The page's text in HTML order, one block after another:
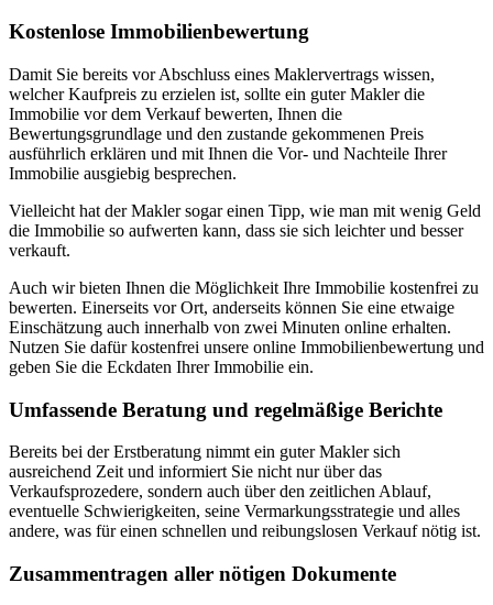
Kostenlose Immobilienbewertung
Damit Sie bereits vor Abschluss eines Maklervertrags wissen,
welcher Kaufpreis zu erzielen ist, sollte ein guter Makler die
Immobilie vor dem Verkauf bewerten, Ihnen die
Bewertungsgrundlage und den zustande gekommenen Preis
ausführlich erklären und mit Ihnen die Vor- und Nachteile Ihrer
Immobilie ausgiebig besprechen.
Vielleicht hat der Makler sogar einen Tipp, wie man mit wenig Geld
die Immobilie so aufwerten kann, dass sie sich leichter und besser
verkauft.
Auch wir bieten Ihnen die Möglichkeit Ihre Immobilie kostenfrei zu
bewerten. Einerseits vor Ort, anderseits können Sie eine etwaige
Einschätzung auch innerhalb von zwei Minuten online erhalten.
Nutzen Sie dafür kostenfrei unsere online Immobilienbewertung und
geben Sie die Eckdaten Ihrer Immobilie ein.
Umfassende Beratung und regelmäßige Berichte
Bereits bei der Erstberatung nimmt ein guter Makler sich
ausreichend Zeit und informiert Sie nicht nur über das
Verkaufsprozedere, sondern auch über den zeitlichen Ablauf,
eventuelle Schwierigkeiten, seine Vermarkungsstrategie und alles
andere, was für einen schnellen und reibungslosen Verkauf nötig ist.
Zusammentragen aller nötigen Dokumente